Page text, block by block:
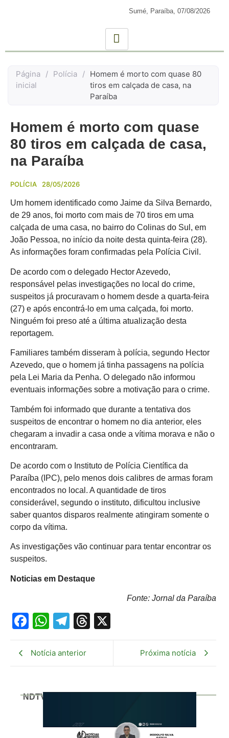
Sumé, Paraíba, 07/08/2026
Página
inicial
/ Polícia / Homem é morto com quase 80
tiros em calçada de casa, na
Paraíba
Homem é morto com quase
80 tiros em calçada de casa,
na Paraíba
POLÍCIA 28/05/2026
Um homem identificado como Jaime da Silva Bernardo,
de 29 anos, foi morto com mais de 70 tiros em uma
calçada de uma casa, no bairro do Colinas do Sul, em
João Pessoa, no início da noite desta quinta-feira (28).
As informações foram confirmadas pela Polícia Civil.
De acordo com o delegado Hector Azevedo,
responsável pelas investigações no local do crime,
suspeitos já procuravam o homem desde a quarta-feira
(27) e após encontrá-lo em uma calçada, foi morto.
Ninguém foi preso até a última atualização desta
reportagem.
Familiares também disseram à polícia, segundo Hector
Azevedo, que o homem já tinha passagens na polícia
pela Lei Maria da Penha. O delegado não informou
eventuais informações sobre a motivação para o crime.
Também foi informado que durante a tentativa dos
suspeitos de encontrar o homem no dia anterior, eles
chegaram a invadir a casa onde a vítima morava e não o
encontraram.
De acordo com o Instituto de Polícia Científica da
Paraíba (IPC), pelo menos dois calibres de armas foram
encontrados no local. A quantidade de tiros
considerável, segundo o instituto, dificultou inclusive
saber quantos disparos realmente atingiram somente o
corpo da vítima.
As investigações vão continuar para tentar encontrar os
suspeitos.
Noticias em Destaque
Fonte: Jornal da Paraíba
Facebook
WhatsApp
Telegram
Threads
Notícia anterior Próxima notícia
NDTV